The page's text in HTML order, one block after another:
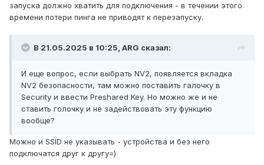
запуска должно хватить для подключения - в течении этого
времени потери пинга не приводят к перезапуску.
В 21.05.2025 в 10:25, ARG сказал:
И еще вопрос, если выбрать NV2, появляется вкладка
NV2 безопасности, там можно поставить галочку в
Security и ввести Preshared Key. Но можно же и не
ставить голочку и не задействовать эту функцию
вообще?
Можно и SSID не указывать - устройства и без него
подключатся друг к другу=)